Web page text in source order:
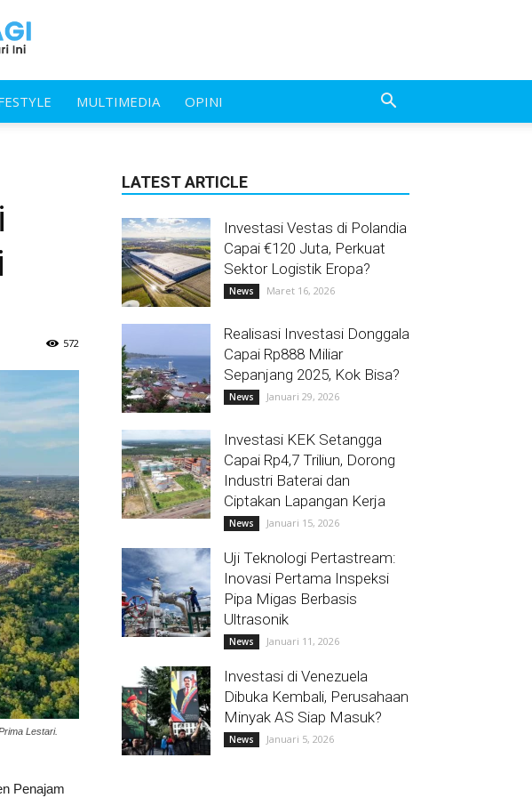
MULTIMEDIA OPINI
572
Lestari.
Penajam
LATEST ARTICLE
Investasi Vestas di Polandia
Capai €120 Juta, Perkuat
Sektor Logistik Eropa?
News Maret 16, 2026
Realisasi Investasi Donggala
Capai Rp888 Miliar
Sepanjang 2025, Kok Bisa?
News Januari 29, 2026
Investasi KEK Setangga
Capai Rp4,7 Triliun, Dorong
Industri Baterai dan
Ciptakan Lapangan Kerja
News Januari 15, 2026
Uji Teknologi Pertastream:
Inovasi Pertama Inspeksi
Pipa Migas Berbasis
Ultrasonik
News Januari 11, 2026
Investasi di Venezuela
Dibuka Kembali, Perusahaan
Minyak AS Siap Masuk?
News Januari 5, 2026